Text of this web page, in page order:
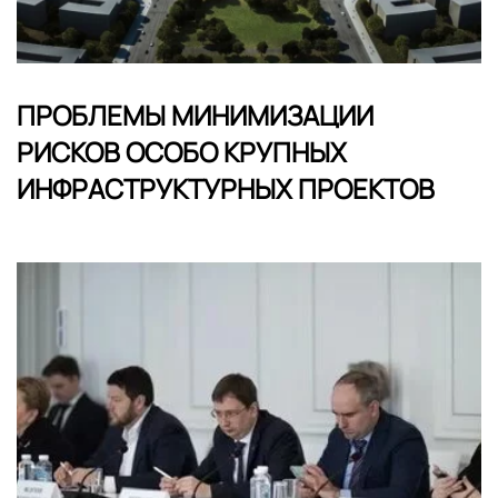
ПРОБЛЕМЫ МИНИМИЗАЦИИ
РИСКОВ ОСОБО КРУПНЫХ
ИНФРАСТРУКТУРНЫХ ПРОЕКТОВ